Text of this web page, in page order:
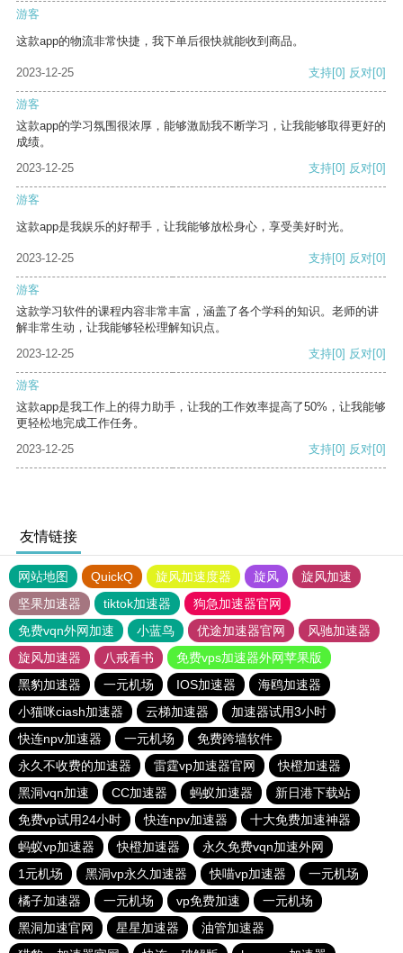
游客
这款app的物流非常快捷，我下单后很快就能收到商品。
2023-12-25 支持[0] 反对[0]
游客
这款app的学习氛围很浓厚，能够激励我不断学习，让我能够取得更好的
成绩。
2023-12-25
支持[0] 反对[0]
游客
这款app是我娱乐的好帮手，让我能够放松身心，享受美好时光。
2023-12-25 支持[0] 反对[0]
游客
这款学习软件的课程内容非常丰富，涵盖了各个学科的知识。老师的讲
解非常生动，让我能够轻松理解知识点。
2023-12-25
支持[0] 反对[0]
游客
这款app是我工作上的得力助手，让我的工作效率提高了50%，让我能够
更轻松地完成工作任务。
2023-12-25
支持[0] 反对[0]
友情链接
网站地图 QuickQ 旋风加速度器 旋风
旋风加速
坚果加速器
tiktok加速器
狗急加速器官网
免费vqn外网加速
小蓝鸟 优途加速器官网
风驰加速器
旋风加速器
八戒看书
免费vps加速器外网苹果版
黑豹加速器
一元机场 IOS加速器
海鸥加速器
小猫咪ciash加速器
云梯加速器
加速器试用3小时
快连npv加速器
一元机场
免费跨墙软件
永久不收费的加速器
雷霆vp加速器官网
快橙加速器
黑洞vqn加速
CC加速器 蚂蚁加速器
新日港下载站
免费vp试用24小时
快连npv加速器
十大免费加速神器
蚂蚁vp加速器
快橙加速器
永久免费vqn加速外网
1元机场
黑洞vp永久加速器 快喵vp加速器
一元机场
橘子加速器
一元机场 vp免费加速
一元机场
黑洞加速官网
星星加速器
油管加速器